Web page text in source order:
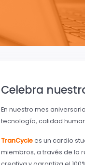
Celebra
En nuestro mes
tecnología, calidad
TranCyclees un cardio
miembros, a través de la